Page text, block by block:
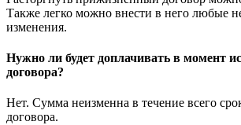
Также легко можно внести в него любые
изменения.
Нужно ли будет доплачивать в момент
договора?
Нет. Сумма неизменна в течение всего
договора.